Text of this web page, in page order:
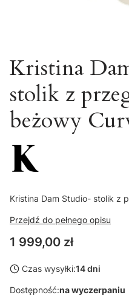
Kristina
stolik z
beżowy
Kristina Dam Studio- stolik z
Przejdź do pełnego opisu
Cena
1 999,00 zł
Czas wysyłki:14 dni
Dostępność:na wyczerpaniu